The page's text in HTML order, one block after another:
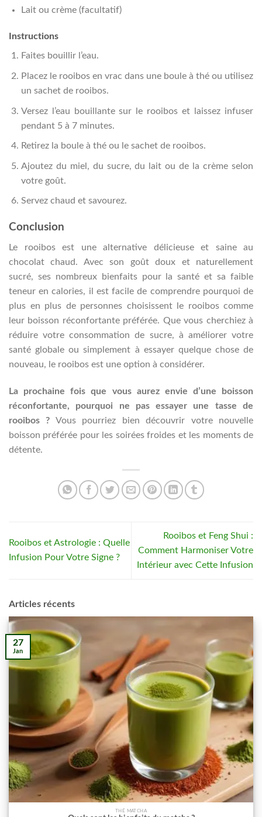
Lait ou crème (facultatif)
Instructions
Faites bouillir l’eau.
Placez le rooibos en vrac dans une boule à thé ou utilisez
un sachet de rooibos.
Versez l’eau bouillante sur le rooibos et laissez infuser
pendant 5 à 7 minutes.
Retirez la boule à thé ou le sachet de rooibos.
Ajoutez du miel, du sucre, du lait ou de la crème selon
votre goût.
Servez chaud et savourez.
Conclusion
Le rooibos est une alternative délicieuse et saine au
chocolat chaud. Avec son goût doux et naturellement
sucré, ses nombreux bienfaits pour la santé et sa faible
teneur en calories, il est facile de comprendre pourquoi de
plus en plus de personnes choisissent le rooibos comme
leur boisson réconfortante préférée. Que vous cherchiez à
réduire votre consommation de sucre, à améliorer votre
santé globale ou simplement à essayer quelque chose de
nouveau, le rooibos est une option à considérer.
La prochaine fois que vous aurez envie d’une boisson
réconfortante, pourquoi ne pas essayer une tasse de
rooibos ? Vous pourriez bien découvrir votre nouvelle
boisson préférée pour les soirées froides et les moments de
détente.
Rooibos et Astrologie : Quelle
Infusion Pour Votre Signe ?
Rooibos et Feng Shui :
Comment Harmoniser Votre
Intérieur avec Cette Infusion
Articles récents
THÉ MATCHA
27
Jan